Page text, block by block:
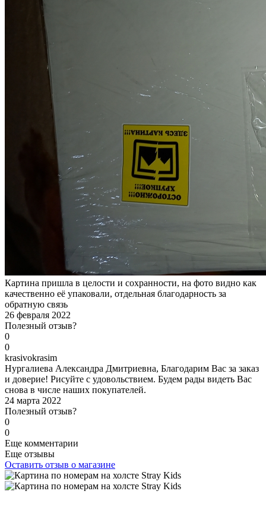
Картина пришла в целости и сохранности, на фото видно как
качественно её упаковали, отдельная благодарность за
обратную связь
26 февраля 2022
Полезный отзыв?
0
0
krasivokrasim
Нургалиева Александра Дмитриевна, Благодарим Вас за заказ
и доверие! Рисуйте с удовольствием. Будем рады видеть Вас
снова в числе наших покупателей.
24 марта 2022
Полезный отзыв?
0
0
Еще комментарии
Еще отзывы
Оставить отзыв о магазине